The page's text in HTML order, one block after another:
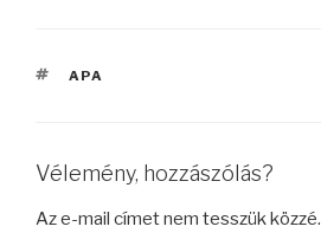
CÍMKÉK
APA
Vélemény, hozzászólás?
Az e-mail címet nem tesszük közzé.